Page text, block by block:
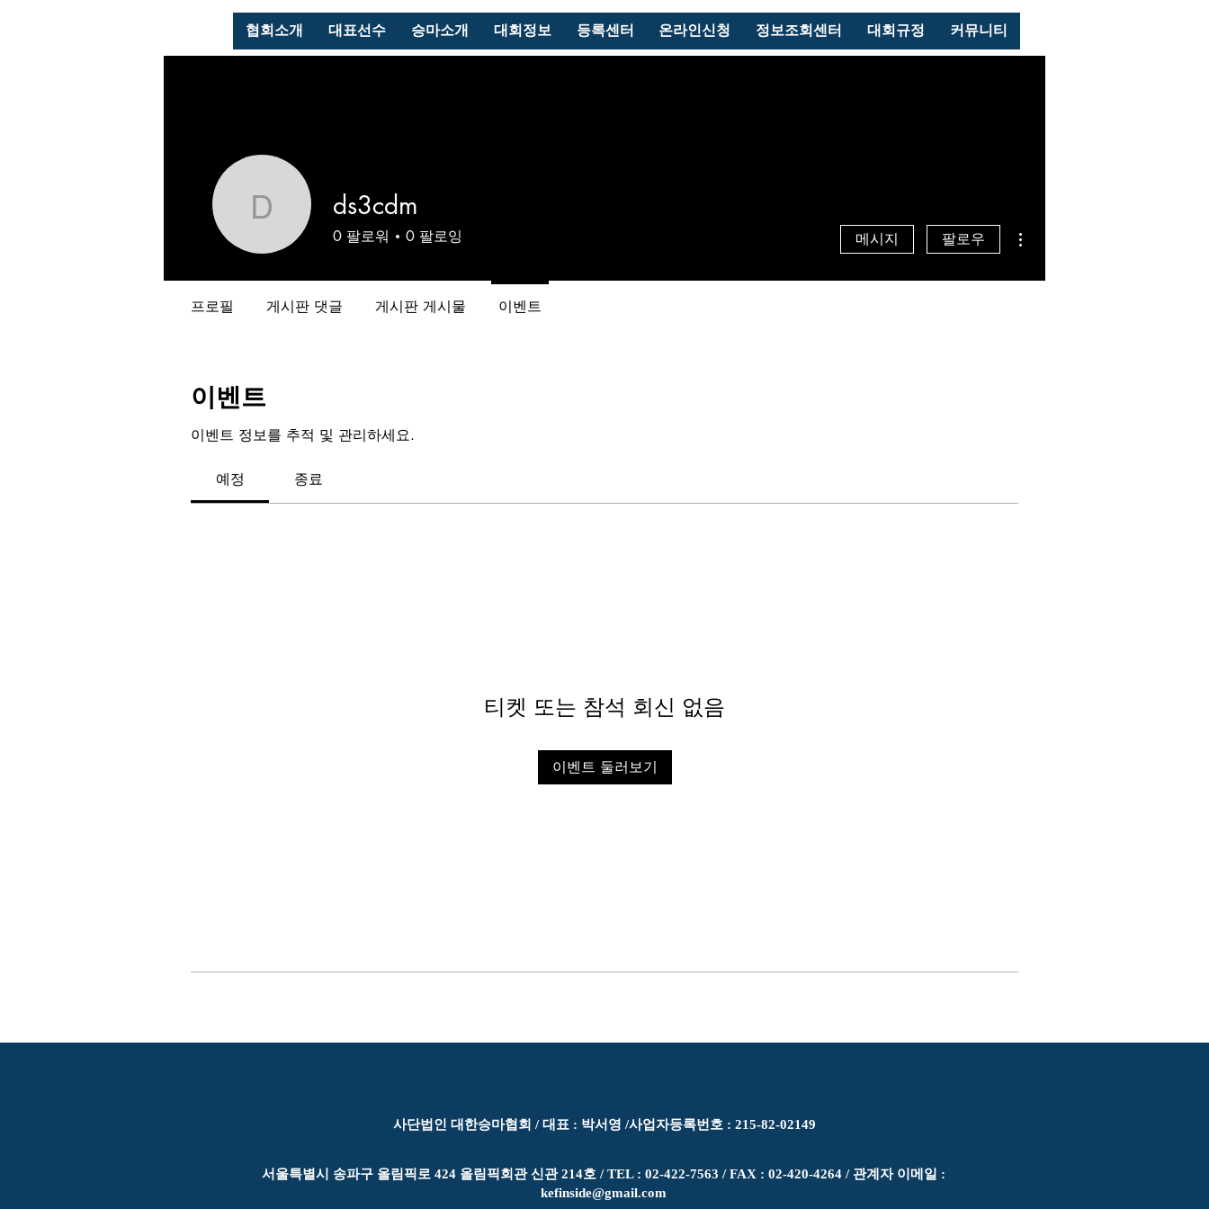
협회소개 대표선수 승마소개 대회정보 등록센터 온라인신청 정보조회센터 대회규정 커뮤니티
이벤트
이벤트 정보를 추적 및 관리하세요.
예정 종료
티켓 또는 참석 회신 없음
이벤트 둘러보기
ds3cdmds3cdm
0 팔로워 0 팔로잉 메시지 팔로우
프로필 게시판 댓글 게시판 게시물 이벤트
사단법인 대한승마협회 / 대표 : 박서영 /​사업자등록번호 : 215-82-02149
서울특별시 송파구 올림픽로 424 올림픽회관 신관 214호 /​ TEL : 02-422-7563 / FAX : 02-420-4264 / 관계자 이메일 :
kefinside@gmail.com